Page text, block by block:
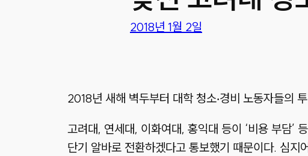
2018년 1월 2일
2018년 새해 벽두부터 대학 청소‧경비 노동자들의
고려대, 연세대, 이화여대, 홍익대 등이 ‘비용 부담’
단기 알바로 전환하겠다고 통보했기 때문이다. 심